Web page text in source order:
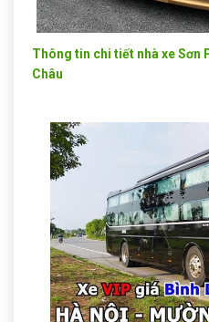
Thông tin chi tiết nhà xe Sơn
Châu